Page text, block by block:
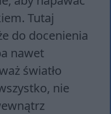
Tutaj
do docenienia
nawet
światło
nie